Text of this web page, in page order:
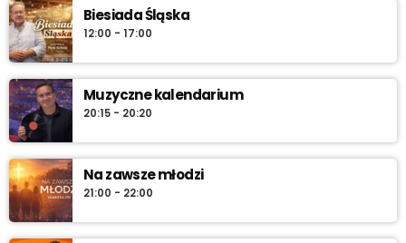
Biesiada Śląska
12:00 - 17:00
Muzyczne kalendarium
20:15 - 20:20
Na zawsze młodzi
21:00 - 22:00